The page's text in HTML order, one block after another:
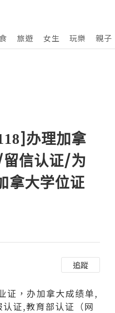
旅遊 女生 玩樂 親子
办理加拿
信认证/为
拿大学位证
追蹤
证，办加拿大成绩单,
证,教育部认证（网